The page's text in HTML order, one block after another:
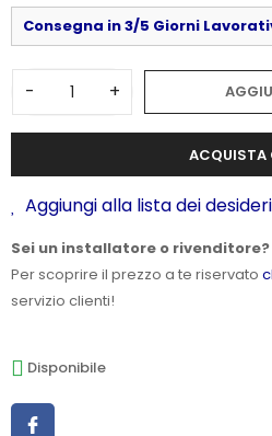
Consegna in 3/5 Giorni
- +
ACQUISTA
Aggiungi alla lista dei desideri
Sei un installatore o rivenditore?
Per scoprire il prezzo a te riservato
servizio clienti!
Disponibile